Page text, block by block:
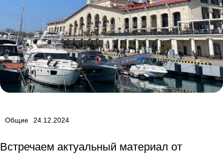
Общие 24.12.2024
Встречаем актуальный материал от